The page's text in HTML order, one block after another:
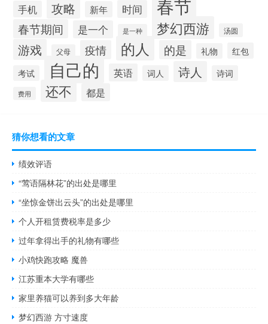
手机 攻略 新年 时间 春节
春节期间 是一个 是一种 梦幻西游 汤圆
游戏 父母 疫情 的人 的是 礼物 红包
考试 自己的 英语 词人 诗人 诗词
费用 还不 都是
猜你想看的文章
绩效评语
“莺语隔林花”的出处是哪里
“坐惊金饼出云头”的出处是哪里
个人开租赁费税率是多少
过年拿得出手的礼物有哪些
小鸡快跑攻略 魔兽
江苏重本大学有哪些
家里养猫可以养到多大年龄
梦幻西游 方寸速度